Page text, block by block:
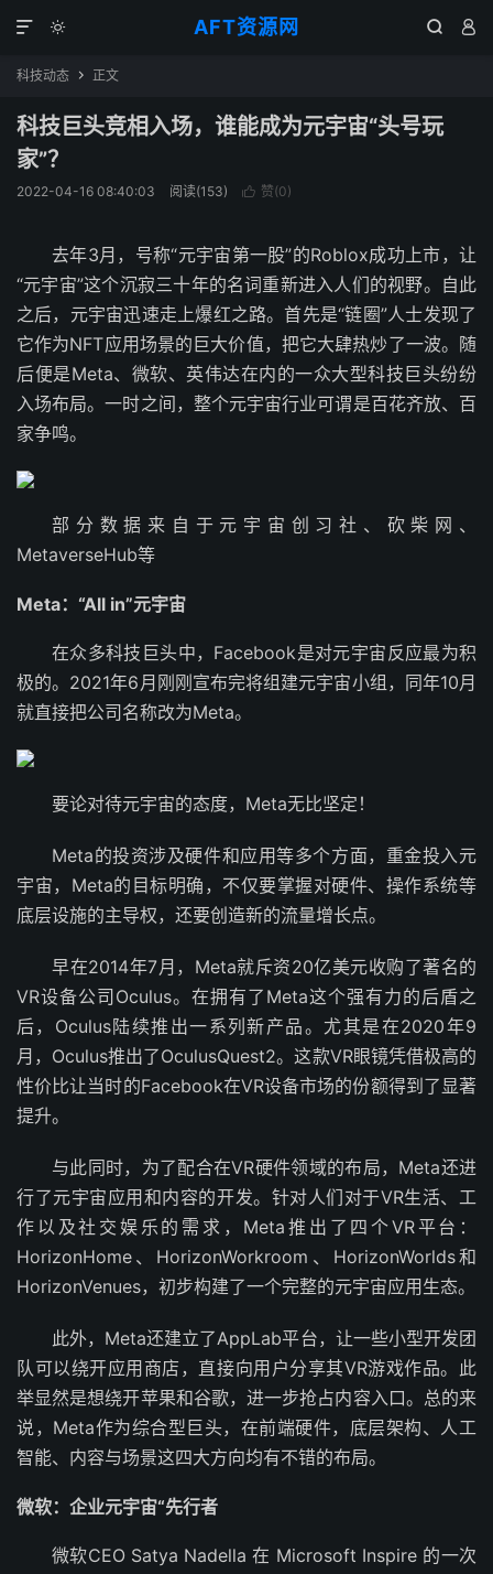
AFT资源网
  

科技动态  正文
科技巨头竞相入场，谁能成为元宇宙“头号玩
家”？
2022-04-16 08:40:03 阅读(153)  赞(0)
去年3月，号称“元宇宙第一股”的Roblox成功上市，让
“元宇宙”这个沉寂三十年的名词重新进入人们的视野。自此
之后，元宇宙迅速走上爆红之路。首先是“链圈”人士发现了
它作为NFT应用场景的巨大价值，把它大肆热炒了一波。随
后便是Meta、微软、英伟达在内的一众大型科技巨头纷纷
入场布局。一时之间，整个元宇宙行业可谓是百花齐放、百
家争鸣。
部分数据来自于元宇宙创习社、砍柴网、
MetaverseHub等
Meta：“All in”元宇宙
在众多科技巨头中，Facebook是对元宇宙反应最为积
极的。2021年6月刚刚宣布完将组建元宇宙小组，同年10月
就直接把公司名称改为Meta。
要论对待元宇宙的态度，Meta无比坚定！
Meta的投资涉及硬件和应用等多个方面，重金投入元
宇宙，Meta的目标明确，不仅要掌握对硬件、操作系统等
底层设施的主导权，还要创造新的流量增长点。
早在2014年7月，Meta就斥资20亿美元收购了著名的
VR设备公司Oculus。在拥有了Meta这个强有力的后盾之
后，Oculus陆续推出一系列新产品。尤其是在2020年9
月，Oculus推出了OculusQuest2。这款VR眼镜凭借极高的
性价比让当时的Facebook在VR设备市场的份额得到了显著
提升。
与此同时，为了配合在VR硬件领域的布局，Meta还进
行了元宇宙应用和内容的开发。针对人们对于VR生活、工
作以及社交娱乐的需求，Meta推出了四个VR平台：
HorizonHome、HorizonWorkroom、HorizonWorlds和
HorizonVenues，初步构建了一个完整的元宇宙应用生态。
此外，Meta还建立了AppLab平台，让一些小型开发团
队可以绕开应用商店，直接向用户分享其VR游戏作品。此
举显然是想绕开苹果和谷歌，进一步抢占内容入口。总的来
说，Meta作为综合型巨头，在前端硬件，底层架构、人工
智能、内容与场景这四大方向均有不错的布局。
微软：企业元宇宙“先行者
微软CEO Satya Nadella 在 Microsoft Inspire 的一次